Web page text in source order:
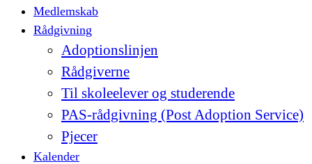
Medlemskab
Rådgivning
Adoptionslinjen
Rådgiverne
Til skoleelever og studerende
PAS-rådgivning (Post Adoption Service)
Pjecer
Kalender